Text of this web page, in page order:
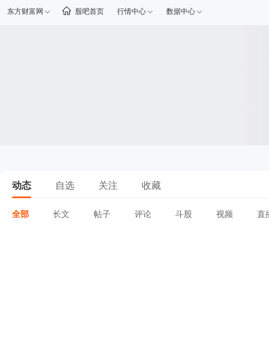
东方财富网 股吧首页 行情中心 数据中心
动态 自选 关注 收藏
全部 长文 帖子 评论 斗股 视频 直